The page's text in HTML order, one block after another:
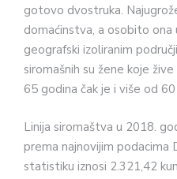
gotovo dvostruka.
domaćinstva, a osobito ona
geografski izoliranim
siromašnih su žene koje
65 godina čak je i više od
Linija siromaštva u 2018.
prema najnovi­jim podacima
statistiku iznosi 2.321,42